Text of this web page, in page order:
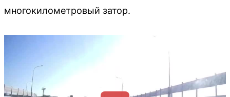
многокилометровый затор.